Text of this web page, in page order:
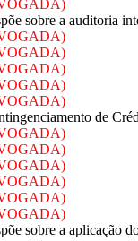
sobre a auditoria
de
sobre a aplicação